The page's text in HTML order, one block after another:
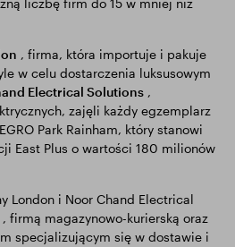
liczbę firm do 15 w mniej niż
, firma, która importuje i pakuje
w celu dostarczenia luksusowym
Electrical Solutions ,
zajęli każdy egzemplarz
Park Rainham, który stanowi
East Plus o wartości 180 milionów
London i Noor Chand Electrical
, firmą magazynowo-kurierską oraz
specjalizującym się w dostawie i